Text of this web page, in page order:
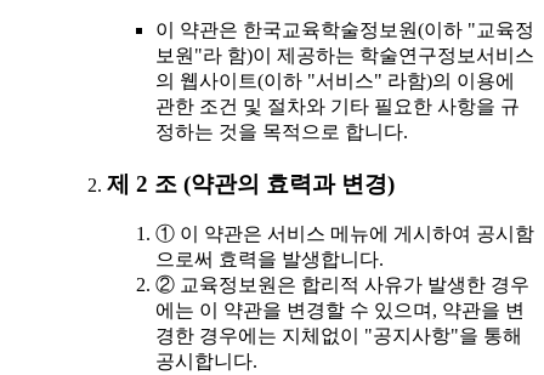
이 약관은 한국교육학술정보원(이하 "교육정
보원"라 함)이 제공하는 학술연구정보서비스
의 웹사이트(이하 "서비스" 라함)의 이용에
관한 조건 및 절차와 기타 필요한 사항을 규
정하는 것을 목적으로 합니다.
제 2 조 (약관의 효력과 변경)
① 이 약관은 서비스 메뉴에 게시하여 공시함
으로써 효력을 발생합니다.
② 교육정보원은 합리적 사유가 발생한 경우
에는 이 약관을 변경할 수 있으며, 약관을 변
경한 경우에는 지체없이 "공지사항"을 통해
공시합니다.